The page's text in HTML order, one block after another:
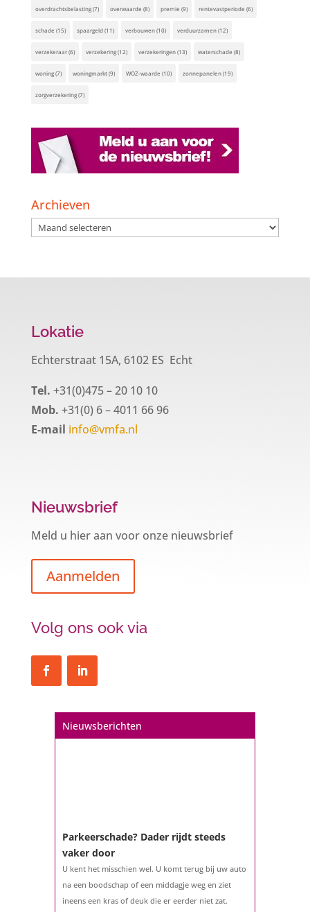
overdrachtsbelasting(7) overwaarde (8) premie (9) rentevastperiode (6)
schade (15) spaargeld(11) verbouwen(10) verduurzamen(12)
verzekeraar(6) verzekering(12) verzekeringen(13) waterschade (8)
woning(7) woningmarkt(9) WOZ-waarde (10) zonnepanelen(19)
zorgverzekering(7)
Archieven
Archieven
Lokatie
Echterstraat 15A, 6102 ES Echt
Tel. +31(0)475 – 20 10 10
Mob. +31(0) 6 – 4011 66 96
E-mail info@vmfa.nl
Nieuwsbrief
Meld u hier aan voor onze nieuwsbrief
Aanmelden
Volg ons ook via
Nieuwsberichten
Parkeerschade? Dader rijdt steeds
vaker door
U kent het misschien wel. U komt terug bij uw auto
na een boodschap of een middagje weg en ziet
ineens een kras of deuk die er eerder niet zat.